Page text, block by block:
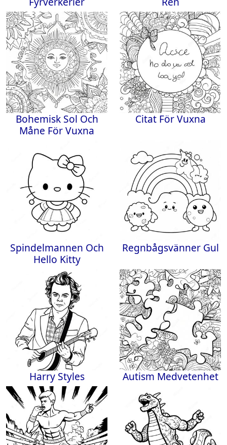
Bohemisk Sol Och
Måne För Vuxna
Citat För Vuxna
Spindelmannen Och
Hello Kitty
Regnbågsvänner Gul
Harry Styles Autism Medvetenhet